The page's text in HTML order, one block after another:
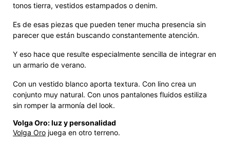
tonos tierra, vestidos estampados o denim.
Es de esas piezas que pueden tener mucha presencia sin
parecer que están buscando constantemente atención.
Y eso hace que resulte especialmente sencilla de integrar en
un armario de verano.
Con un vestido blanco aporta textura. Con lino crea un
conjunto muy natural. Con unos pantalones fluidos estiliza
sin romper la armonía del look.
Volga Oro: luz y personalidad
Volga Oro juega en otro terreno.